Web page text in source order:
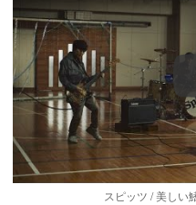
スピッツ / 美し